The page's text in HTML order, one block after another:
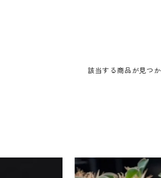
該当する商品が見つ